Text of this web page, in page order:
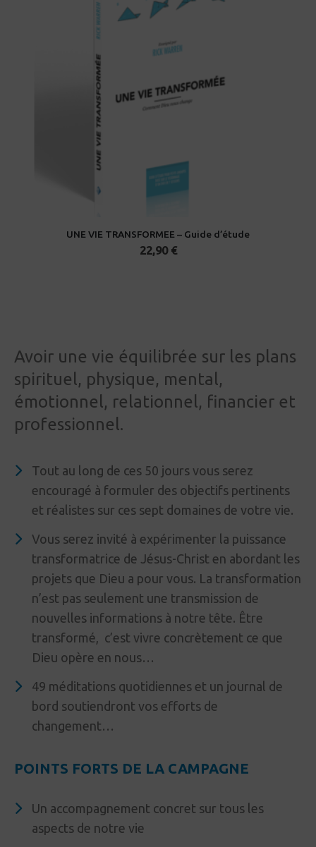
UNE VIE TRANSFORMEE – Guide d’étude
22,90 €
Avoir une vie équilibrée sur les plans
spirituel, physique, mental,
émotionnel, relationnel, financier et
professionnel.
Tout au long de ces 50 jours vous serez
encouragé à formuler des objectifs pertinents
et réalistes sur ces sept domaines de votre vie.
Vous serez invité à expérimenter la puissance
transformatrice de Jésus-Christ en abordant les
projets que Dieu a pour vous. La transformation
n’est pas seulement une transmission de
nouvelles informations à notre tête. Être
transformé, c’est vivre concrètement ce que
Dieu opère en nous…
49 méditations quotidiennes et un journal de
bord soutiendront vos efforts de
changement…
POINTS FORTS DE LA CAMPAGNE
Un accompagnement concret sur tous les
aspects de notre vie